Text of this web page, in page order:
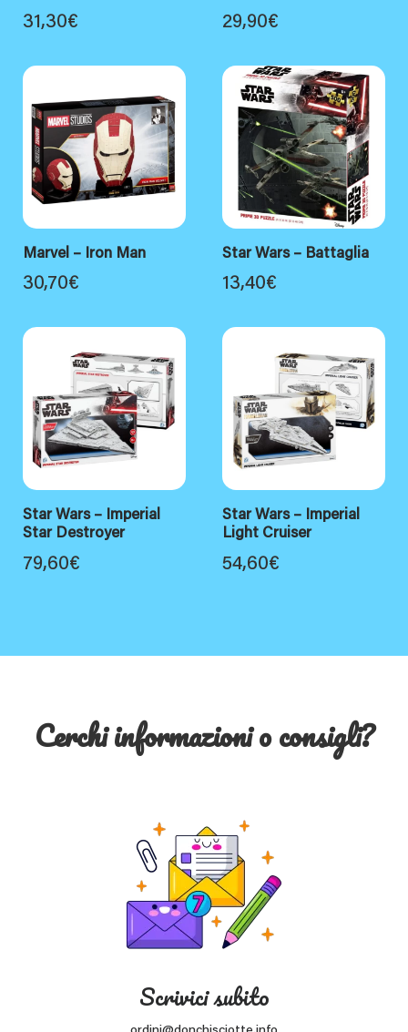
31,30€ 29,90€
Marvel – Iron Man
30,70€
Star Wars – Battaglia
13,40€
Star Wars – Imperial
Star Destroyer
79,60€
Star Wars – Imperial
Light Cruiser
54,60€
Cerchi informazioni o consigli?
Scrivici subito